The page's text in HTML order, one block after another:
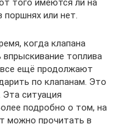
того имеются ли на
поршнях или нет.
когда клапана
топлива
ещё продолжают
по клапанам. Это
Эта ситуация
подробно о том, на
можно прочитать в